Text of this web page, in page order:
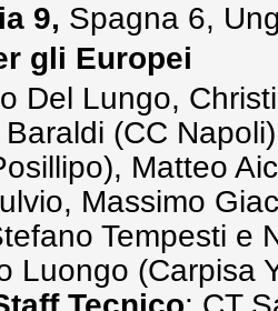
9, Spagna 6,
gli Europei
Del Lungo,
(CC
Matteo
Massimo
Tempesti e
Luongo (Carpisa